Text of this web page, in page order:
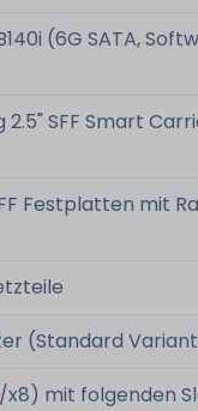
(6G SATA,
SFF Smart
Festplatten mit
(Standard
x8) mit folgenden